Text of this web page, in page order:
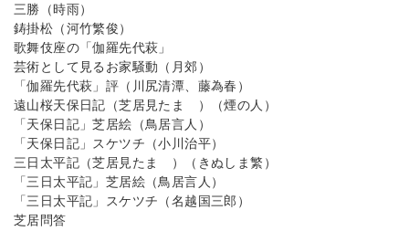
三勝（時雨）
鋳掛松（河竹繁俊）
歌舞伎座の「伽羅先代萩」
芸術として見るお家騒動（月郊）
「伽羅先代萩」評（川尻清潭、藤為春）
遠山桜天保日記（芝居見たまゝ）（煙の人）
「天保日記」芝居絵（鳥居言人）
「天保日記」スケツチ（小川治平）
三日太平記（芝居見たまゝ）（きぬしま繁）
「三日太平記」芝居絵（鳥居言人）
「三日太平記」スケツチ（名越国三郎）
芝居問答